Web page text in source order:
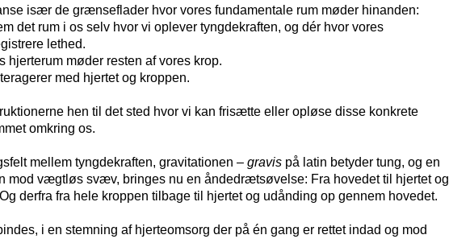
især de grænseflader hvor vores fundamentale rum møder hinanden:
det rum i os selv hvor vi oplever tyngdekraften, og dér hvor vores
lethed.
hjerterum møder resten af vores krop.
med hjertet og kroppen.
hen til det sted hvor vi kan frisætte eller opløse disse konkrete
omkring os.
mellem tyngdekraften, gravitationen – gravis på latin betyder tung, og en
mod vægtløs svæv, bringes nu en åndedrætsøvelse: Fra hovedet til hjertet og
derfra fra hele kroppen tilbage til hjertet og udånding op gennem hovedet.
i en stemning af hjerteomsorg der på én gang er rettet indad og mod